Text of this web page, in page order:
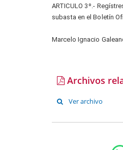
ARTICULO 3º.-
subasta en el Boletín
Marcelo Ignacio
Archivos
Ver archivo